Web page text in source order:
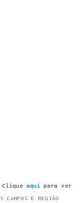
Clique aqui para ver
CAMPOS E REGIÃO